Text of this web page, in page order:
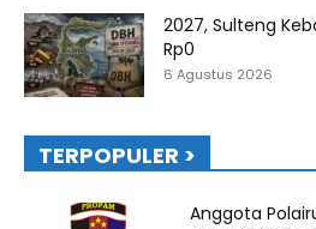
2027, Sulteng
Rp0
6 Agustus 2026
TERPOPULER >
Anggota